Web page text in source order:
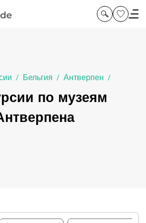
/ Бельгия / Антверпен /
по музеям